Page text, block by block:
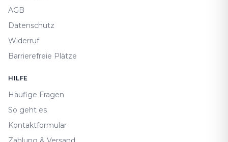
AGB
Datenschutz
Widerruf
Barrierefreie Plätze
HILFE
Häufige Fragen
So geht es
Kontaktformular